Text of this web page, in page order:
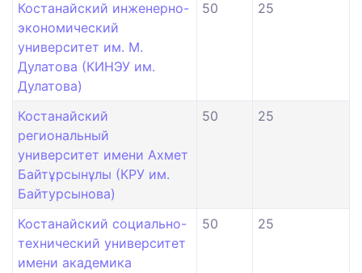
Костанайский инженерно-
экономический
университет им. М.
Дулатова (КИНЭУ им.
Дулатова)
50 25
Костанайский
региональный
университет имени Ахмет
Байтұрсынұлы (КРУ им.
Байтурсынова)
50 25
Костанайский социально-
технический университет
имени академика
50 25